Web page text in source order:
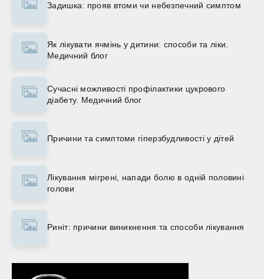
Задишка: прояв втоми чи небезпечний симптом
Як лікувати ячмінь у дитини: способи та ліки.
Медичний блог
Сучасні можливості профілактики цукрового
діабету. Медичний блог
Причини та симптоми гіперзбудливості у дітей
Лікування мігрені, напади болю в одній половині
голови
Риніт: причини виникнення та способи лікування